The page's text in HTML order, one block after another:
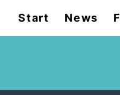
Start News